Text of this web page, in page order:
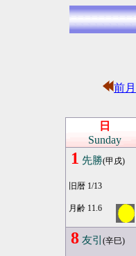
前月
日
Sunday
1 先勝(甲戌)
旧暦 1/13
月齢 11.6
8 友引 (辛巳)